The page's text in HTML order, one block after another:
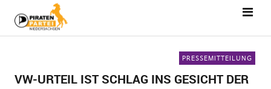
PRESSEMITTEILUNG
VW-URTEIL IST SCHLAG INS GESICHT DER